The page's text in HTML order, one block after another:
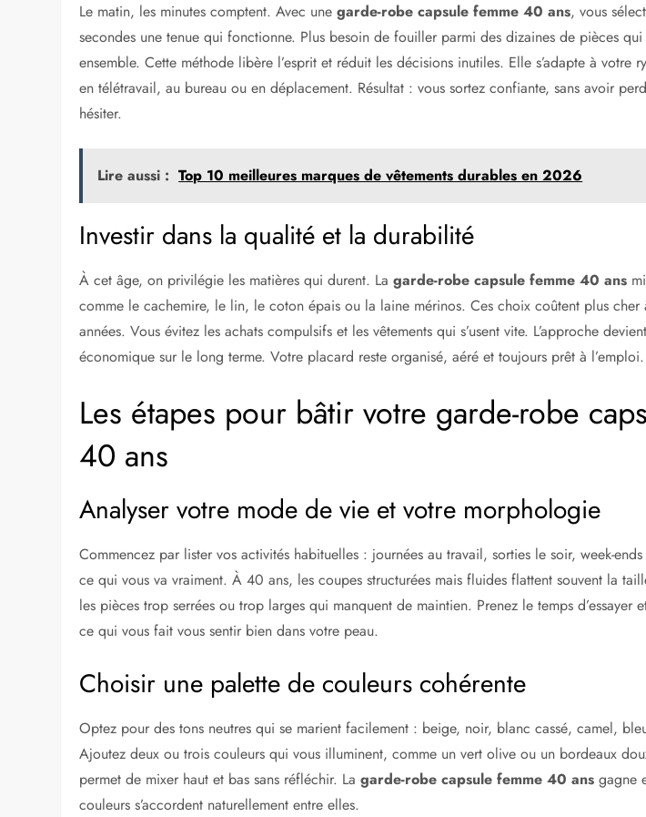
Le matin, les minutes comptent. Avec unegarde-robe capsule femme 40 ans, vous
secondes une tenue qui fonctionne. Plus besoin de fouiller parmi des dizaines de pièces
ensemble. Cette méthode libère l’esprit et réduit les décisions inutiles. Elle s’adapte à votre
en télétravail, au bureau ou en déplacement. Résultat : vous sortez confiante, sans avoir
hésiter.
Lire aussi : Top 10 meilleures marques de vêtements durables en 2026
Investir dans la qualité et la durabilité
À cet âge, on privilégie les matières qui durent. Lagarde-robe capsule femme 40 ans
comme le cachemire, le lin, le coton épais ou la laine mérinos. Ces choix coûtent plus cher
années. Vous évitez les achats compulsifs et les vêtements qui s’usent vite. L’approche
économique sur le long terme. Votre placard reste organisé, aéré et toujours prêt à l’emploi.
Les étapes pour bâtir votre garde-robe
40 ans
Analyser votre mode de vie et votre morphologie
Commencez par lister vos activités habituelles : journées au travail, sorties le soir, week-
ce qui vous va vraiment. À 40 ans, les coupes structurées mais fluides flattent souvent la
les pièces trop serrées ou trop larges qui manquent de maintien. Prenez le temps d’essayer
ce qui vous fait vous sentir bien dans votre peau.
Choisir une palette de couleurs cohérente
Optez pour des tons neutres qui se marient facilement : beige, noir, blanc cassé, camel,
Ajoutez deux ou trois couleurs qui vous illuminent, comme un vert olive ou un bordeaux
permet de mixer haut et bas sans réfléchir. Lagarde-robe capsule femme 40 ans gagne
couleurs s’accordent naturellement entre elles.